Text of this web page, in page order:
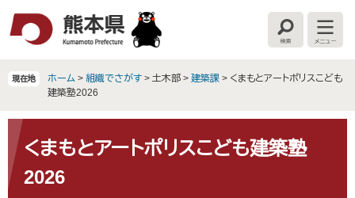
文
へ
検
索
メ
ニ
ー
現在地 ホーム > 組織でさがす > 土木部 > 建築課 > くまもとアートポリスこども
建築塾2026
文 くまもとアートポリスこども建築塾
2026